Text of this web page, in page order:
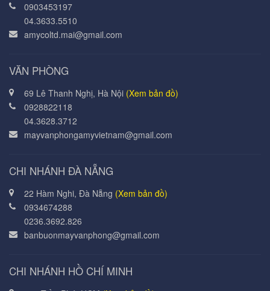
0903453197
04.3633.5510
amycoltd.mai@gmail.com
VĂN PHÒNG
69 Lê Thanh Nghị, Hà Nội (Xem bản đồ)
0928822118
04.3628.3712
mayvanphongamyvietnam@gmail.com
CHI NHÁNH ĐÀ NẴNG
22 Hàm Nghi, Đà Nẵng (Xem bản đồ)
0934674288
0236.3692.826
banbuonmayvanphong@gmail.com
CHI NHÁNH HỒ CHÍ MINH